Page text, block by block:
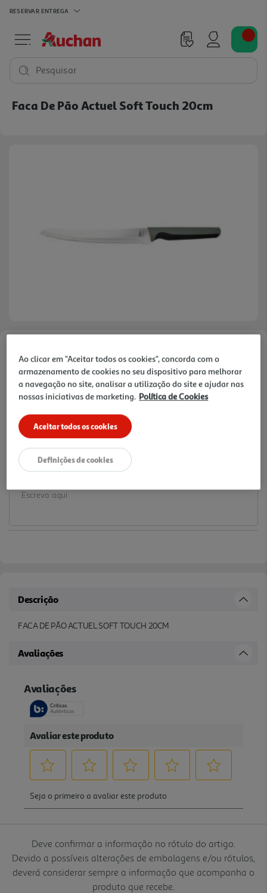
RESERVAR ENTREGA
Pesquisar
Faca De Pão Actuel Soft Touch 20cm
3.49 €/un
3,49 €
Notas de preparação
Descrição
FACA DE PÃO ACTUEL SOFT TOUCH 20CM
Avaliações
Deve confirmar a informação no rótulo do artigo.
Devido a possíveis alterações de embalagens e/ou rótulos,
deverá considerar sempre a informação que acompanha o
produto que recebe.
Ao clicar em "Aceitar todos os cookies", concorda com o
armazenamento de cookies no seu dispositivo para melhorar
a navegação no site, analisar a utilização do site e ajudar nas
nossas iniciativas de marketing. Política de Cookies
Aceitar todos os cookies
Definições de cookies